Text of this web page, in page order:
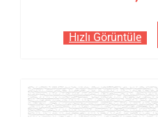
Hızlı Görüntüle